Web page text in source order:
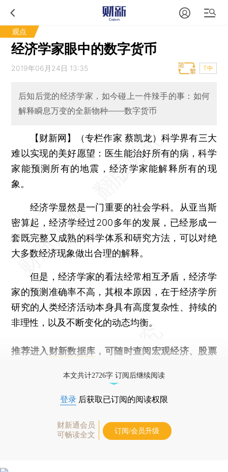
观点
经济学家眼中的数字货币
2019年06月24日 13:35 T中
后知后觉的经济学家，如今碰上一件辣手的事：如何
解释瞬息万变的全新物种——数字货币
【财新网】（专栏作家 蔡凯龙）科学界有三大
难以实现的美好愿望：医生能治好所有的病，科学
家能预测所有的地震，经济学家能解释所有的现
象。
经济学显然是一门重要的社会学科。从亚当斯
密算起，经济学经过200多年的发展，已经形成一
套既完整又成熟的科学体系和研究方法，可以对绝
大多数经济现象做出合理的解释。
但是，经济学家的看法经常相互矛盾，经济学
家的预测准确率不高，其根本原因，在于经济学所
研究的人类经济活动本身具有高度复杂性、持续的
非理性，以及不断变化的动态均衡。
推荐进入 财新数据库 ，可随时查阅宏观经济、股票
本文共计2726字 订阅后继续阅读
登录 后获取已订阅的阅读权限
财新通会员
可畅读全文
订阅/会员升级